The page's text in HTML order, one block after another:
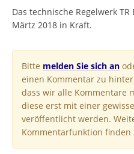
Das technische Regelwerk
Märtz 2018 in Kraft.
Bitte melden Sie sich an
einen Kommentar zu
dass wir alle Kommentare
diese erst mit einer
veröffentlicht werden.
Kommentarfunktion finden